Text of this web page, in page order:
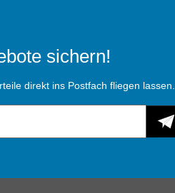
sichern!
direkt ins Postfach fliegen lassen.